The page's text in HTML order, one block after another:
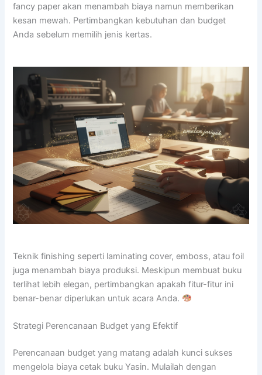
fancy paper akan menambah biaya namun memberikan
kesan mewah. Pertimbangkan kebutuhan dan budget
Anda sebelum memilih jenis kertas.
Teknik finishing seperti laminating cover, emboss, atau foil
juga menambah biaya produksi. Meskipun membuat buku
terlihat lebih elegan, pertimbangkan apakah fitur-fitur ini
benar-benar diperlukan untuk acara Anda.
Strategi Perencanaan Budget yang Efektif
Perencanaan budget yang matang adalah kunci sukses
mengelola biaya cetak buku Yasin. Mulailah dengan